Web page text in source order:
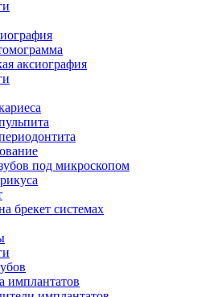
аксиография
под микроскопом
брекет системах
имплантатов